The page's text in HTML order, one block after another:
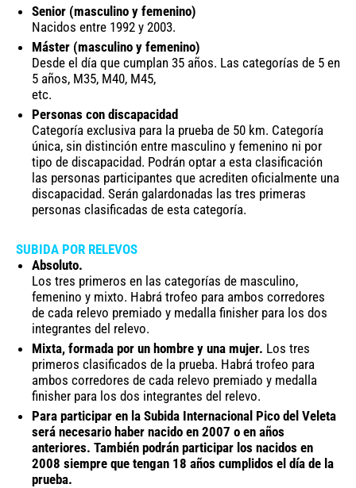
Senior (masculino y femenino)
Nacidos entre 1992 y 2003.
Máster (masculino y femenino)
Desde el día que cumplan 35 años. Las categorías de 5 en
5 años, M35, M40, M45,
etc.
Personas con discapacidad
Categoría exclusiva para la prueba de 50 km. Categoría
única, sin distinción entre masculino y femenino ni por
tipo de discapacidad. Podrán optar a esta clasificación
las personas participantes que acrediten oficialmente una
discapacidad. Serán galardonadas las tres primeras
personas clasificadas de esta categoría.
SUBIDA POR RELEVOS
Absoluto.
Los tres primeros en las categorías de masculino,
femenino y mixto. Habrá trofeo para ambos corredores
de cada relevo premiado y medalla finisher para los dos
integrantes del relevo.
Mixta, formada por un hombre y una mujer. Los tres
primeros clasificados de la prueba. Habrá trofeo para
ambos corredores de cada relevo premiado y medalla
finisher para los dos integrantes del relevo.
Para participar en la Subida Internacional Pico del Veleta
será necesario haber nacido en 2007 o en años
anteriores. También podrán participar los nacidos en
2008 siempre que tengan 18 años cumplidos el día de la
prueba.